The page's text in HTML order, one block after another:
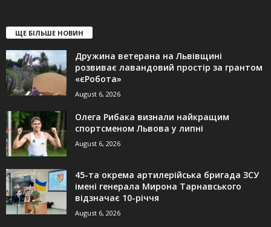
ЩЕ БІЛЬШЕ НОВИН
Дружина ветерана на Львівщині
розвиває лавандовий простір за грантом
«єРобота»
August 6, 2026
Олега Рибака визнали найкращим
спортсменом Львова у липні
August 6, 2026
45-та окрема артилерійська бригада ЗСУ
імені генерала Мирона Тарнавського
відзначає 10-річчя
August 6, 2026